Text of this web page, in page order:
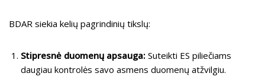
BDAR siekia kelių pagrindinių tikslų:
Stipresnė duomenų apsauga: Suteikti ES piliečiams
daugiau kontrolės savo asmens duomenų atžvilgiu.